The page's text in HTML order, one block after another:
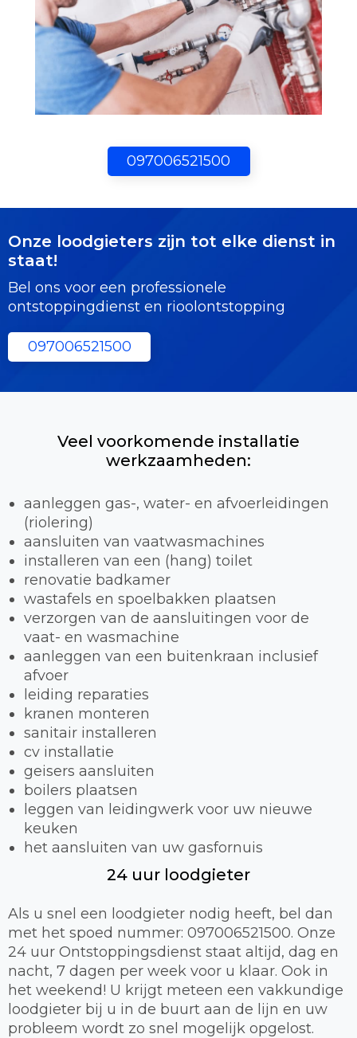
097006521500
Onze loodgieters zijn tot elke dienst in
staat!
Bel ons voor een professionele
ontstoppingdienst en rioolontstopping
097006521500
Veel voorkomende installatie
werkzaamheden:
aanleggen gas-, water- en afvoerleidingen
(riolering)
aansluiten van vaatwasmachines
installeren van een (hang) toilet
renovatie badkamer
wastafels en spoelbakken plaatsen
verzorgen van de aansluitingen voor de
vaat- en wasmachine
aanleggen van een buitenkraan inclusief
afvoer
leiding reparaties
kranen monteren
sanitair installeren
cv installatie
geisers aansluiten
boilers plaatsen
leggen van leidingwerk voor uw nieuwe
keuken
het aansluiten van uw gasfornuis
24 uur loodgieter
Als u snel een loodgieter nodig heeft, bel dan
met het spoed nummer: 097006521500. Onze
24 uur Ontstoppingsdienst staat altijd, dag en
nacht, 7 dagen per week voor u klaar. Ook in
het weekend! U krijgt meteen een vakkundige
loodgieter bij u in de buurt aan de lijn en uw
probleem wordt zo snel mogelijk opgelost.